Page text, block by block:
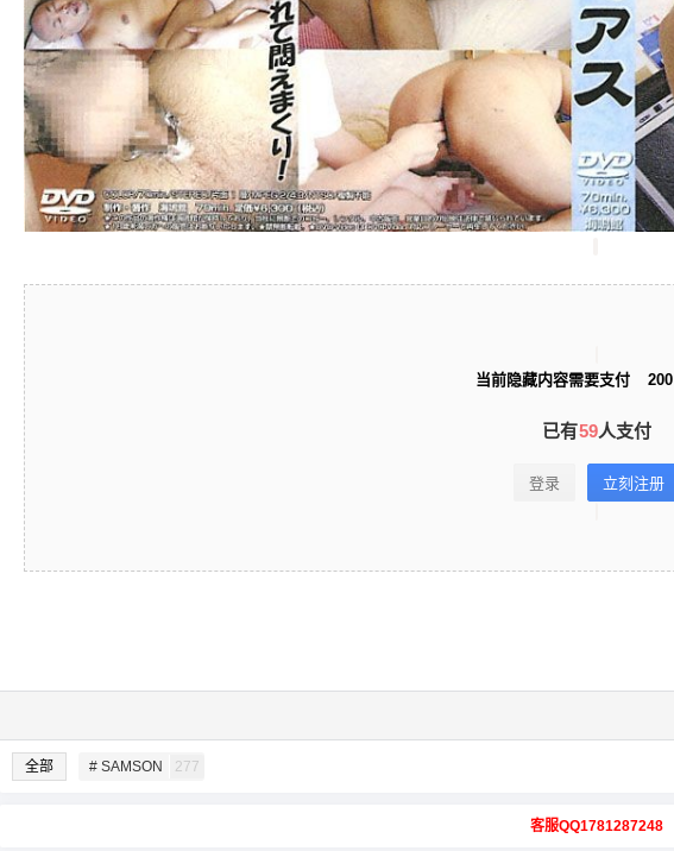
当前隐藏内容需要支付 200
已有59人支付
登录 立刻注册
全部 # SAMSON 277
客服QQ1781287248